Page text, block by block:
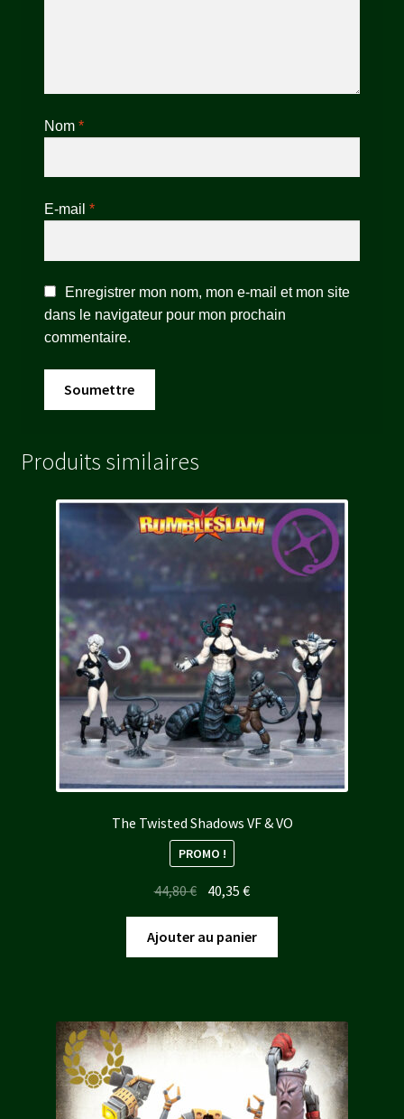
Nom *
E-mail *
Enregistrer mon nom, mon e-mail et mon site
dans le navigateur pour mon prochain
commentaire.
Produits similaires
The Twisted Shadows VF & VO
PROMO !
44,80€ Le
initial
était :
40,35€Le
actuel
est :
Ajouter au panier